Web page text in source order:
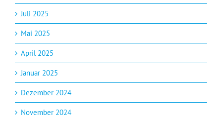
Juli 2025
Mai 2025
April 2025
Januar 2025
Dezember 2024
November 2024